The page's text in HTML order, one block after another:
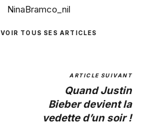
NinaBramco_nil
VOIR TOUS SES ARTICLES
ARTICLE SUIVANT
Quand Justin
Bieber devient la
vedette d’un soir !